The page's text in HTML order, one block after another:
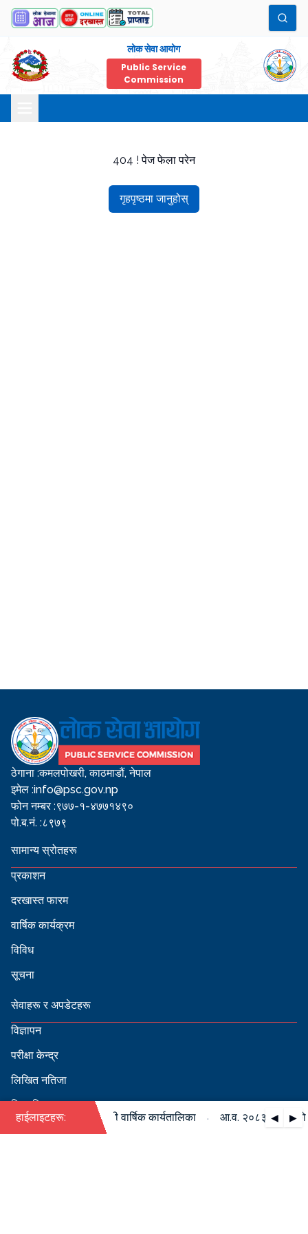
लोक सेवा आयोग
Public Service
Commission
404 ! पेज फेला परेन
गृहपृष्ठमा जानुहोस्
ठेगाना :कमलपोखरी, काठमाडौं, नेपाल
इमेल :info@psc.gov.np
फोन नम्बर :९७७-१-४७७१४९०
पो.ब.नं. :८९७९
सामान्य स्रोतहरू
प्रकाशन
दरखास्त फारम
वार्षिक कार्यक्रम
विविध
सूचना
सेवाहरू र अपडेटहरू
विज्ञापन
परीक्षा केन्द्र
लिखित नतिजा
सिफारिस
हाईलाइटहरू: ◀ ▶
०८४ को पदपूर्ति सम्बन्धी वार्षिक कार्यतालिका आ.व. २०८३/०८४ को